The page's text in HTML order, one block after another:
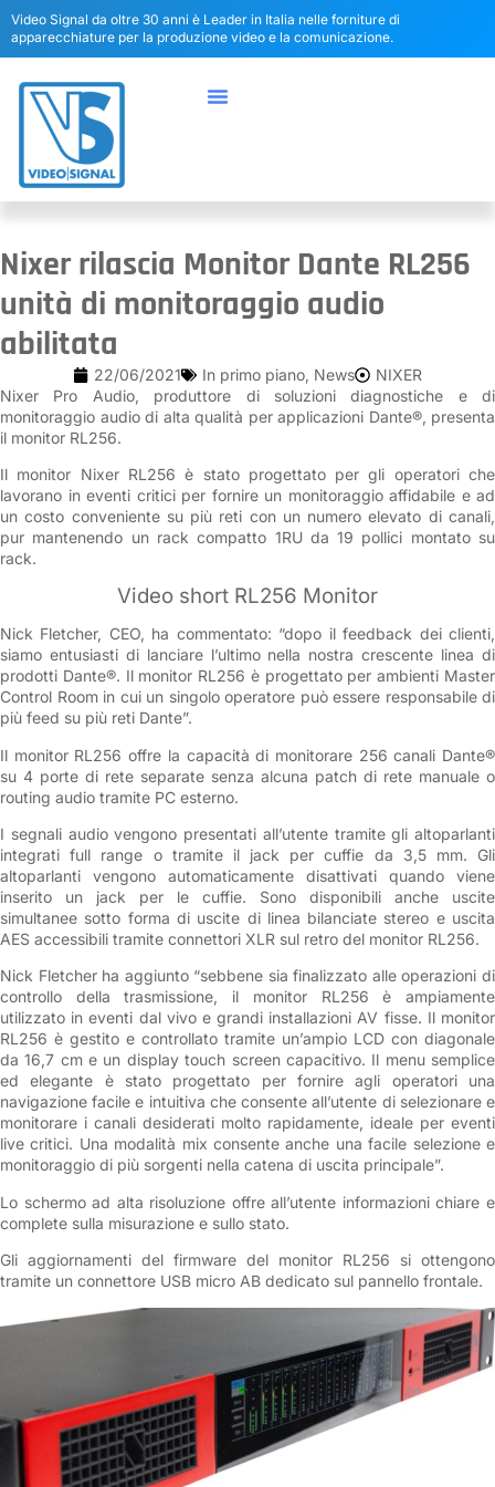
Video Signal da oltre 30 anni è Leader in Italia nelle forniture di
apparecchiature per la produzione video e la comunicazione.
Nixer rilascia Monitor Dante RL256
unità di monitoraggio audio
abilitata
22/06/2021 In primo piano, News
NIXER
Nixer Pro Audio, produttore di soluzioni diagnostiche e di
monitoraggio audio di alta qualità per applicazioni Dante®, presenta
il monitor RL256.
Il monitor Nixer RL256 è stato progettato per gli operatori che
lavorano in eventi critici per fornire un monitoraggio affidabile e ad
un costo conveniente su più reti con un numero elevato di canali,
pur mantenendo un rack compatto 1RU da 19 pollici montato su
rack.
Video short RL256 Monitor
Nick Fletcher, CEO, ha commentato: “dopo il feedback dei clienti,
siamo entusiasti di lanciare l’ultimo nella nostra crescente linea di
prodotti Dante®. Il monitor RL256 è progettato per ambienti Master
Control Room in cui un singolo operatore può essere responsabile di
più feed su più reti Dante”.
Il monitor RL256 offre la capacità di monitorare 256 canali Dante®
su 4 porte di rete separate senza alcuna patch di rete manuale o
routing audio tramite PC esterno.
I segnali audio vengono presentati all’utente tramite gli altoparlanti
integrati full range o tramite il jack per cuffie da 3,5 mm. Gli
altoparlanti vengono automaticamente disattivati ​​quando viene
inserito un jack per le cuffie. Sono disponibili anche uscite
simultanee sotto forma di uscite di linea bilanciate stereo e uscita
AES accessibili tramite connettori XLR sul retro del monitor RL256.
Nick Fletcher ha aggiunto “sebbene sia finalizzato alle operazioni di
controllo della trasmissione, il monitor RL256 è ampiamente
utilizzato in eventi dal vivo e grandi installazioni AV fisse. Il monitor
RL256 è gestito e controllato tramite un’ampio LCD con diagonale
da 16,7 cm e un display touch screen capacitivo. Il menu semplice
ed elegante è stato progettato per fornire agli operatori una
navigazione facile e intuitiva che consente all’utente di selezionare e
monitorare i canali desiderati molto rapidamente, ideale per eventi
live critici. Una modalità mix consente anche una facile selezione e
monitoraggio di più sorgenti nella catena di uscita principale”.
Lo schermo ad alta risoluzione offre all’utente informazioni chiare e
complete sulla misurazione e sullo stato.
Gli aggiornamenti del firmware del monitor RL256 si ottengono
tramite un connettore USB micro AB dedicato sul pannello frontale.